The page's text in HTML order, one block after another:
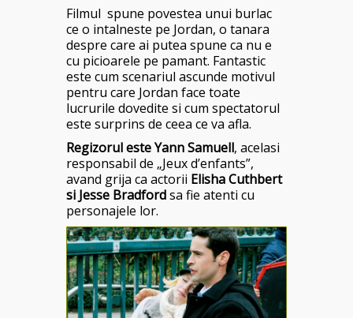
Filmul spune povestea unui burlac
ce o intalneste pe Jordan, o tanara
despre care ai putea spune ca nu e
cu picioarele pe pamant. Fantastic
este cum scenariul ascunde motivul
pentru care Jordan face toate
lucrurile dovedite si cum spectatorul
este surprins de ceea ce va afla.
Regizorul este Yann Samuell, acelasi
responsabil de „Jeux d’enfants”,
avand grija ca actorii Elisha Cuthbert
si Jesse Bradfordsa fie atenti cu
personajele lor.